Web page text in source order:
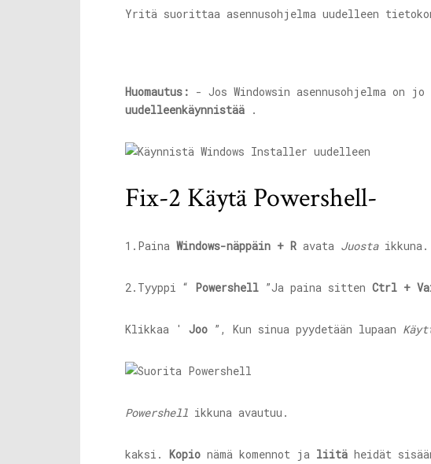
Yritä suorittaa asennusohjelma uudelleen
Huomautus: - Jos Windowsin asennusohjelma on
uudelleenkäynnistää .
Fix-2 Käytä Powershell-
1.Paina Windows-näppäin + R avata Juostaikkuna.
2.Tyyppi “ Powershell ”Ja paina sitten Ctrl +
Klikkaa ' Joo ”, Kun sinua pyydetään lupaan
Powershell ikkuna avautuu.
kaksi. Kopio nämä komennot ja liitä heidät